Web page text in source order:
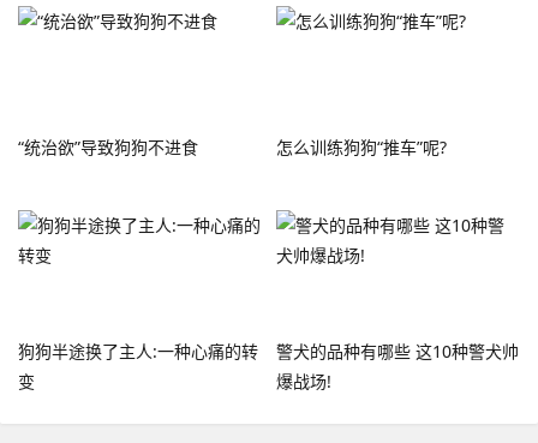
“统治欲”导致狗狗不进食 怎么训练狗狗“推车”呢?
狗狗半途换了主人:一种心痛的转
变
警犬的品种有哪些 这10种警犬帅
爆战场!